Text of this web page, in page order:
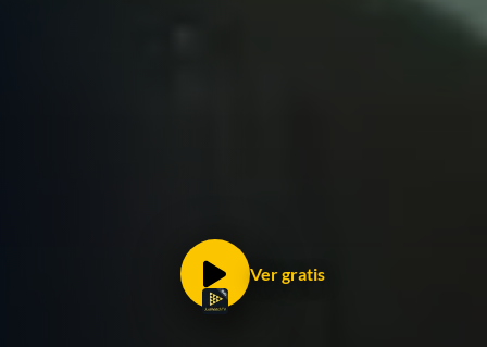
Ver gratis